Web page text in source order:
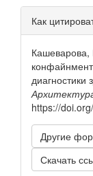
о
Как
Кашеварова,
https://
Другие
Скачать